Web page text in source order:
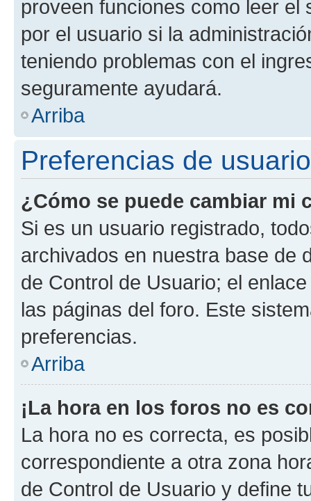
proveen funciones como leer el
por el usuario si la
teniendo problemas con el
seguramente ayudará.
Arriba
Preferencias de
¿Cómo se puede cambiar mi
Si es un usuario registrado,
archivados en nuestra base de
de Control de Usuario; el
las páginas del foro. Este
preferencias.
Arriba
¡La hora en los foros no es
La hora no es correcta, es
correspondiente a otra zona
de Control de Usuario y define